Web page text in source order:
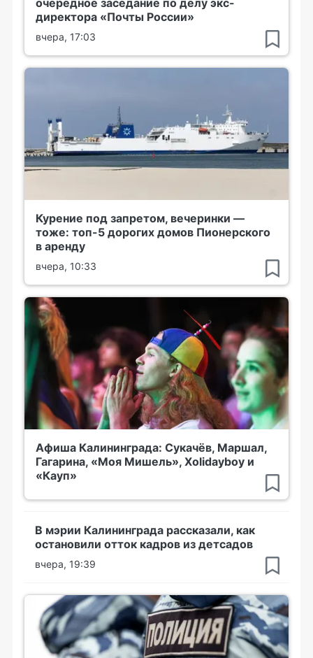
очередное заседание по делу экс-
директора «Почты России»
вчера, 17:03
Курение под запретом, вечеринки —
тоже: топ-5 дорогих домов Пионерского
в аренду
вчера, 10:33
Афиша Калининграда: Сукачёв, Маршал,
Гагарина, «Моя Мишель», Xolidayboy и
«Кауп»
В мэрии Калининграда рассказали, как
остановили отток кадров из детсадов
вчера, 19:39